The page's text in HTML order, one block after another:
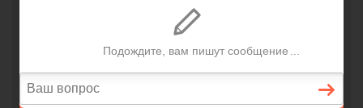
кредитная история у жены ни когда кредитов не
было и если жена работает за 13000 в мес. при
этом есть иждивенец. Пойдет ли банк на такое
переоформление и вобще возможно ли такое?